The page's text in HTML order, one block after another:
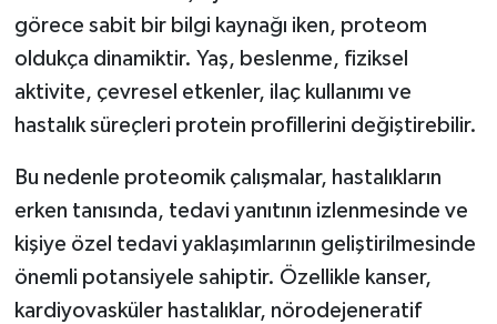
görece sabit bir bilgi kaynağı iken, proteom
oldukça dinamiktir. Yaş, beslenme, fiziksel
aktivite, çevresel etkenler, ilaç kullanımı ve
hastalık süreçleri protein profillerini değiştirebilir.
Bu nedenle proteomik çalışmalar, hastalıkların
erken tanısında, tedavi yanıtının izlenmesinde ve
kişiye özel tedavi yaklaşımlarının geliştirilmesinde
önemli potansiyele sahiptir. Özellikle kanser,
kardiyovasküler hastalıklar, nörodejeneratif